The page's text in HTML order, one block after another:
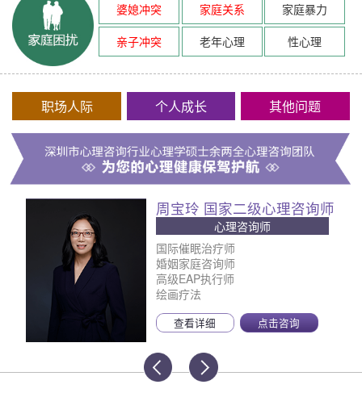
婆媳冲突 家庭关系
家庭暴力
亲子冲突
老年心理 性心理
职场人际 个人成长 其他问题
周宝玲 国家二级心理咨询师
心理咨询师
国际催眠治疗师
婚姻家庭咨询师
高级EAP执行师
绘画疗法
查看详细 点击咨询